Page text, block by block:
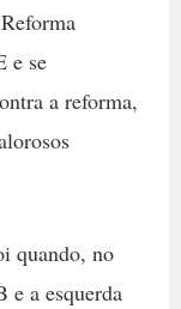
e se
a reforma,
quando, no
e a esquerda